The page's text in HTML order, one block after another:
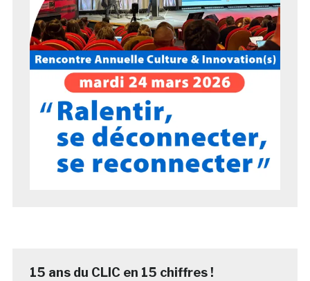
15 ans du CLIC en 15 chiffres !